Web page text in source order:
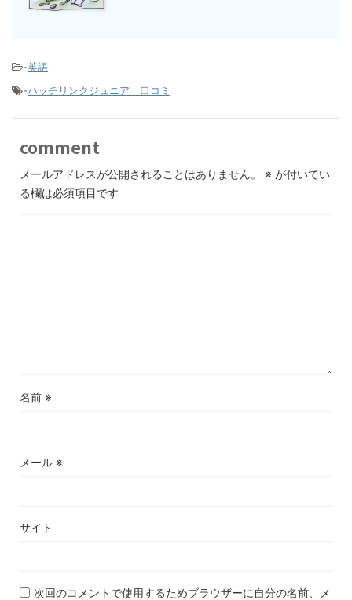
-英語
-ハッチリンクジュニア 口コミ
comment
メールアドレスが公開されることはありません。 ※ が付いてい
る欄は必須項目です
名前 ※
メール ※
サイト
次回のコメントで使用するためブラウザーに自分の名前、メ